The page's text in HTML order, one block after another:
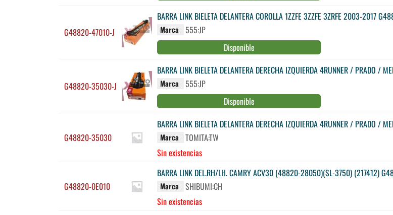
G48820-47010-J
BARRA LINK BIELETA DELANTERA COROLLA 1ZZFE 3ZZFE 3ZRFE 2003-2017
Marca
555:JP
Disponible
G48820-35030-J
BARRA LINK BIELETA DELANTERA DERECHA IZQUIERDA 4RUNNER / PRADO
Marca
555:JP
Disponible
G48820-35030
BARRA LINK BIELETA DELANTERA DERECHA IZQUIERDA 4RUNNER / PRADO /
Marca
TOMITA:TW
Sin existencias
G48820-0E010
BARRA LINK DEL.RH/LH. CAMRY ACV30 (48820-28050)(SL-3750) (217412)
Marca
SHIBUMI:CH
Sin existencias